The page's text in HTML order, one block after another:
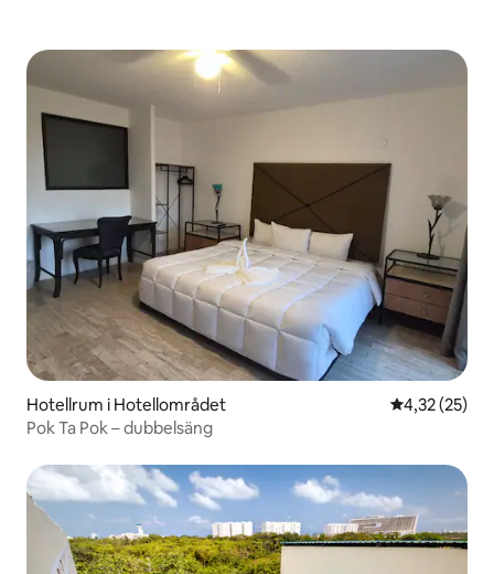
Hotellrum i Hotellområdet 4,32 av 5 i
4,32 (25)
Pok Ta Pok – dubbelsäng